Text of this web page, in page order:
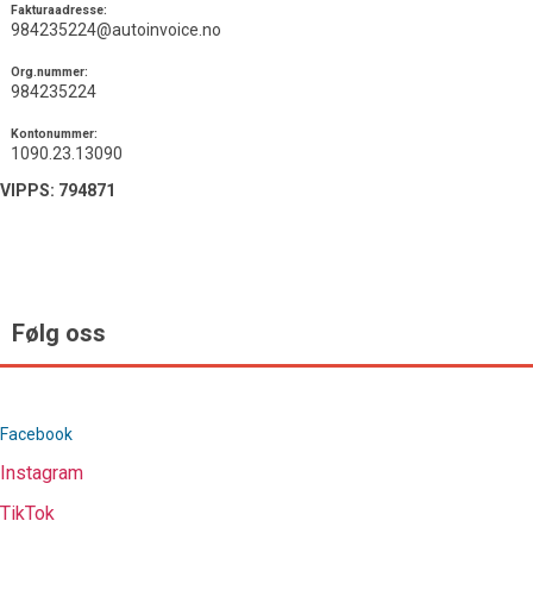
Fakturaadresse:
984235224@autoinvoice.no
Org.nummer:
984235224
Kontonummer:
1090.23.13090
VIPPS: 794871
Følg oss
Facebook
Instagram
TikTok